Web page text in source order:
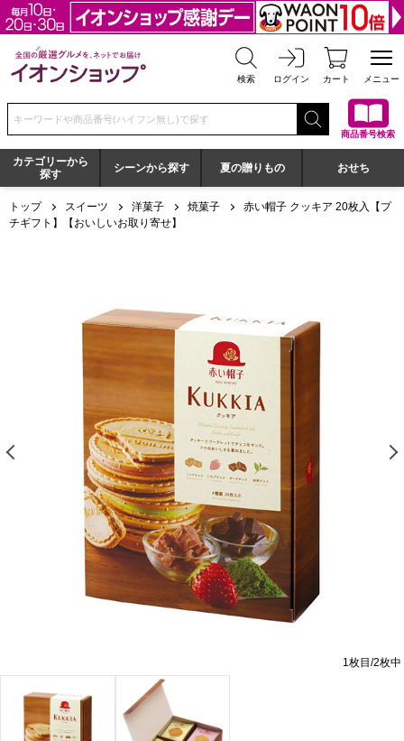
全国の厳選グルメを、ネットでお届け イオンショップ
検索 ログイン カート メニュー
検索キーワードまたは商品番号を入力してください
商品番号検索
カテゴリーから
探す
シーンから探す 夏の贈りもの おせち
トップ スイーツ 洋菓子 焼菓子
赤い帽子 クッキア 20枚入【プ
チギフト】【おいしいお取り寄せ】
前の画像を表示する
1枚目/2枚中